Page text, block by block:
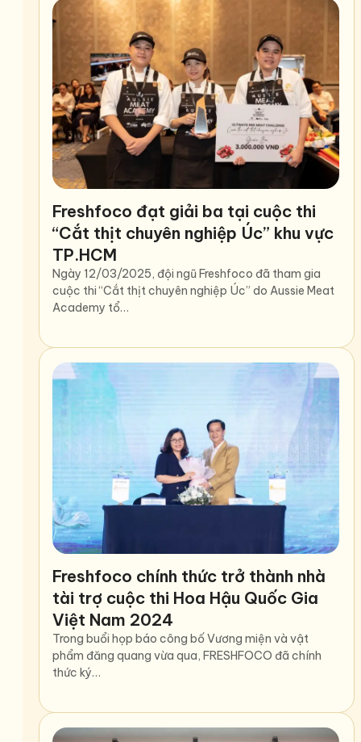
Freshfoco đạt giải ba tại cuộc thi
“Cắt thịt chuyên nghiệp Úc” khu vực
TP.HCM
Ngày 12/03/2025, đội ngũ Freshfoco đã tham gia
cuộc thi “Cắt thịt chuyên nghiệp Úc” do Aussie Meat
Academy tổ…
Freshfoco chính thức trở thành nhà
tài trợ cuộc thi Hoa Hậu Quốc Gia
Việt Nam 2024
Trong buổi họp báo công bố Vương miện và vật
phẩm đăng quang vừa qua, FRESHFOCO đã chính
thức ký…